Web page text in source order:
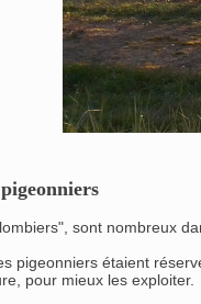
sont nombreux
pigeonniers étaient
pour mieux les exploiter.